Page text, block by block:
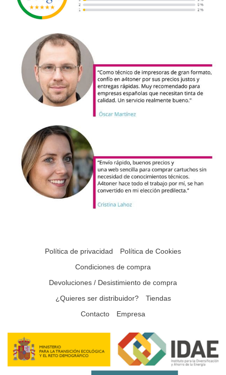
Política de privacidad
Política de Cookies
Condiciones de compra
Devoluciones / Desistimiento de compra
¿Quieres ser distribuidor?
Tiendas
Contacto
Empresa